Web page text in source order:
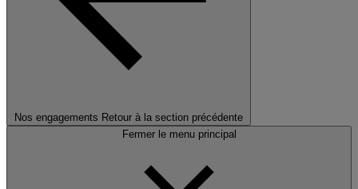
Nos engagements Retour à la section précédente
Fermer le menu principal